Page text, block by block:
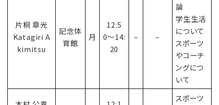
片桐 章光
Katagiri A
kimitsu
記念体
育館
月
12:5
0〜14:
20
– –
論
学生生活
について
スポーツ
やコーチ
ングにつ
いて
スポーツ